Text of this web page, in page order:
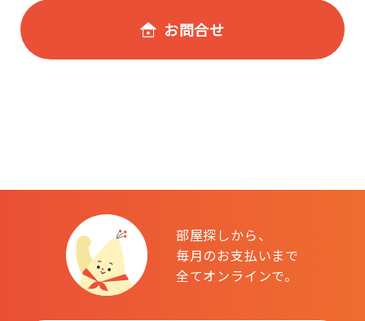
お問合せ
部屋探しから、
毎月のお支払いまで
全てオンラインで。